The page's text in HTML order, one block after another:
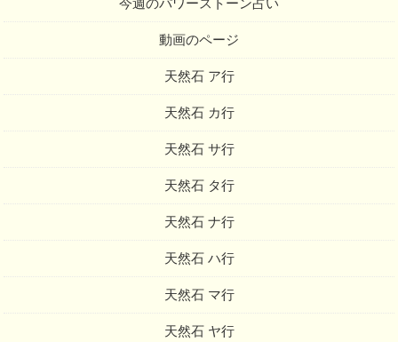
今週のパワーストーン占い
動画のページ
天然石 ア行
天然石 カ行
天然石 サ行
天然石 タ行
天然石 ナ行
天然石 ハ行
天然石 マ行
天然石 ヤ行